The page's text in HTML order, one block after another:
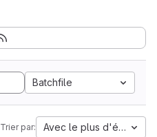
Batchfile
Trier par: Avec le plus d'étoiles